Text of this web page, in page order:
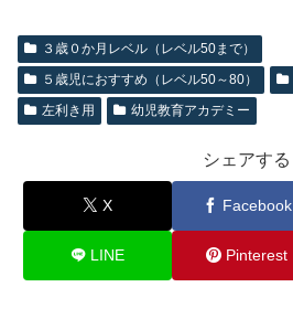
３歳０か月レベル（レベル50まで）
５歳児におすすめ（レベル50～80）
左利き用
幼児教育アカデミー
シェアする
X Facebook
LINE Pinterest